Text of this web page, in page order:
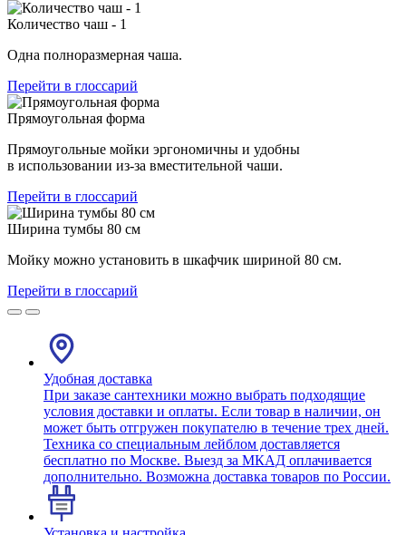
Количество чаш - 1
Одна полноразмерная чаша.
Перейти в глоссарий
Прямоугольная форма
Прямоугольные мойки эргономичны и удобны
в использовании из-за вместительной чаши.
Перейти в глоссарий
Ширина тумбы 80 см
Мойку можно установить в шкафчик шириной 80 см.
Перейти в глоссарий
Удобная доставка
При заказе сантехники можно выбрать подходящие
условия доставки и оплаты. Если товар в наличии, он
может быть отгружен покупателю в течение трех дней.
Техника со специальным лейблом доставляется
бесплатно по Москве. Выезд за МКАД оплачивается
дополнительно. Возможна доставка товаров по России.